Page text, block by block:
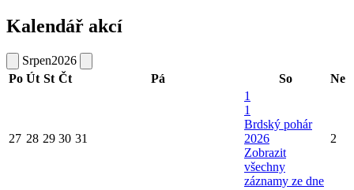
Kalendář akcí
Srpen2026
Po Út St Čt Pá So Ne
27 28 29 30 31
1
1
Brdský pohár
2026
Zobrazit
všechny
záznamy ze dne
2